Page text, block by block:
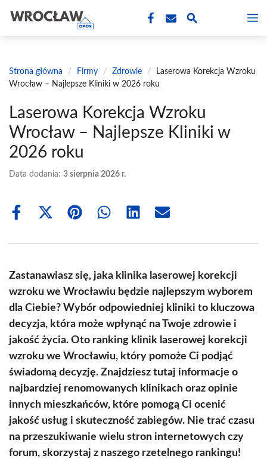
treści
Strona główna / Firmy / Zdrowie /
Laserowa Korekcja Wzroku
Wrocław – Najlepsze Kliniki w 2026 roku
Laserowa Korekcja Wzroku
Wrocław – Najlepsze Kliniki w
2026 roku
Data dodania: 3 sierpnia 2026 r.
Share
Share
(Twitter)
Share Share Share Share
Zastanawiasz się, jaka klinika laserowej korekcji
wzroku we Wrocławiu będzie najlepszym wyborem
dla Ciebie? Wybór odpowiedniej kliniki to kluczowa
decyzja, która może wpłynąć na Twoje zdrowie i
jakość życia. Oto ranking klinik laserowej korekcji
wzroku we Wrocławiu, który pomoże Ci podjąć
świadomą decyzję. Znajdziesz tutaj informacje o
najbardziej renomowanych klinikach oraz opinie
innych mieszkańców, które pomogą Ci ocenić
jakość usług i skuteczność zabiegów. Nie trać czasu
na przeszukiwanie wielu stron internetowych czy
forum, skorzystaj z naszego rzetelnego rankingu!